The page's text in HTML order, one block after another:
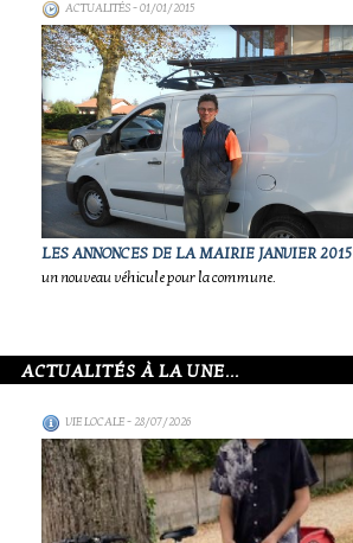
ACTUALITÉS- 01/01/2015
LES ANNONCES DE LA MAIRIE JANVIER 2015
un nouveau véhicule pour la commune.
ACTUALITÉS À LA UNE...
VIE LOCALE- 28/07/2026